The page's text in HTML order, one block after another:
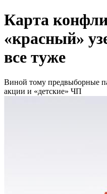
Карта
«красный»
все туже
Виной тому предвыборные
акции и «детские» ЧП